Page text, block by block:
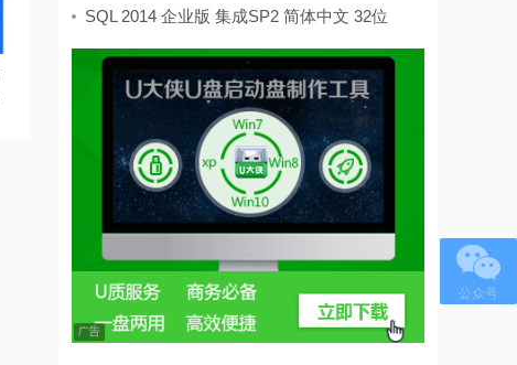
SQL 2014 企业版 集成SP2 简体中文 32位
公众号